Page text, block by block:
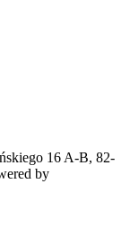
16 A-B, 82-
by